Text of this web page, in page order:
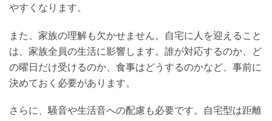
やすくなります。
また、家族の理解も欠かせません。自宅に人を迎えること
は、家族全員の生活に影響します。誰が対応するのか、ど
の曜日だけ受けるのか、食事はどうするのかなど、事前に
決めておく必要があります。
さらに、騒音や生活音への配慮も必要です。自宅型は距離